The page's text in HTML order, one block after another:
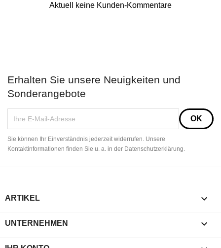
Aktuell keine Kunden-Kommentare
Erhalten Sie unsere Neuigkeiten und
Sonderangebote
Sie können Ihr Einverständnis jederzeit widerrufen. Unsere
Kontaktinformationen finden Sie u. a. in der Datenschutzerklärung.
ARTIKEL 
UNTERNEHMEN 